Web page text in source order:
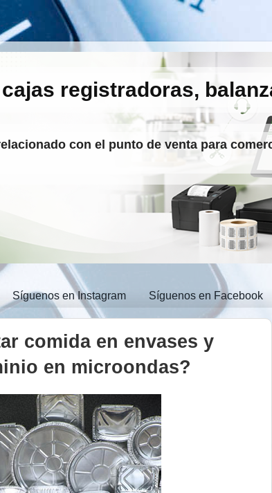
registradoras,
con el punto de venta para
Síguenos en Instagram Síguenos en Facebook
comida en envases y
en microondas?